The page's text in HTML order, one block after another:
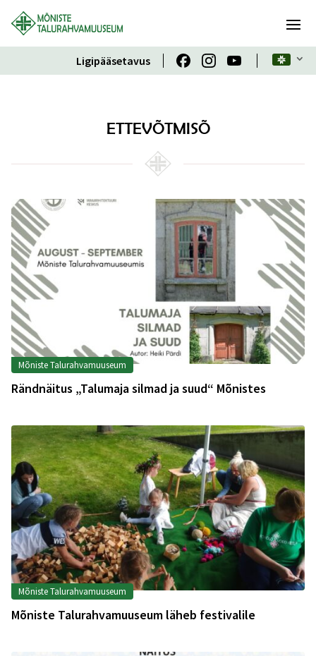
Ligipääsetavus
ETTEVÕTMISÕ
Mõniste Talurahvamuuseum
Rändnäitus „Talumaja silmad ja suud“ Mõnistes
Mõniste Talurahvamuuseum
Mõniste Talurahvamuuseum läheb festivalile